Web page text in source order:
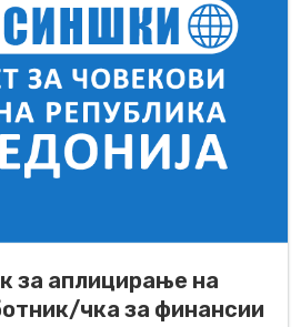
за аплицирање на
чка за финансии